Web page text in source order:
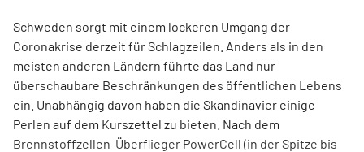
Schweden sorgt mit einem lockeren Umgang der
Coronakrise derzeit für Schlagzeilen. Anders als in den
meisten anderen Ländern führte das Land nur
überschaubare Beschränkungen des öffentlichen Lebens
ein. Unabhängig davon haben die Skandinavier einige
Perlen auf dem Kurszettel zu bieten. Nach dem
Brennstoffzellen-Überflieger PowerCell (in der Spitze bis